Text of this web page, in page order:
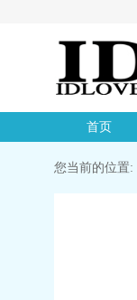
首页
您当前的位置: